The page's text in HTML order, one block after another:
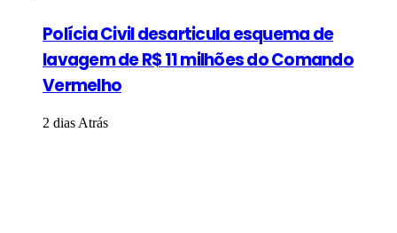
Polícia Civil desarticula esquema de
lavagem de R$ 11 milhões do Comando
Vermelho
2 dias Atrás